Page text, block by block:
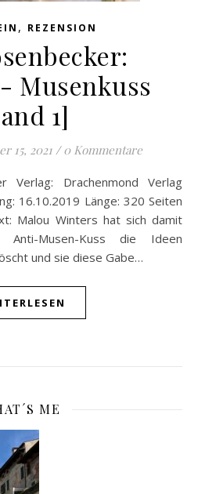
, REZENSION
Musenkuss
1]
15, 2021 / 0 Kommentare
16.10.2019 Länge: 320 Seiten
Malou Winters hat sich damit
Musen-Kuss die Ideen
und sie diese Gabe…
ME